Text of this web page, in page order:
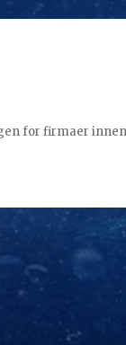
for firmaer